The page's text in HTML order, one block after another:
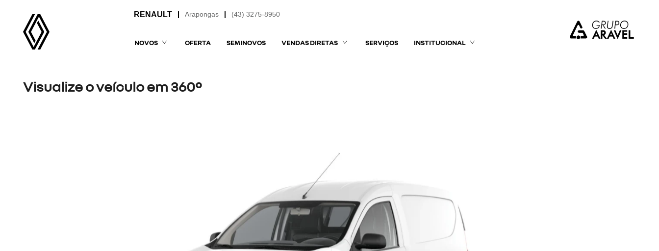
(43) 3275-8950
Arapongas
NOVOS OFERTA SEMINOVOS VENDAS DIRETAS SERVIÇOS INSTITUCIONAL
Visualize o veículo em 360°